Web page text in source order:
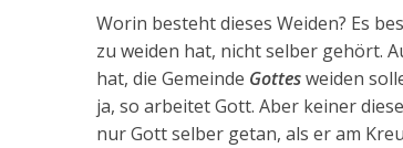
Worin besteht dieses Weiden? Es
zu weiden hat, nicht selber gehört.
hat, die Gemeinde Gottesweiden
ja, so arbeitet Gott. Aber keiner
nur Gott selber getan, als er am